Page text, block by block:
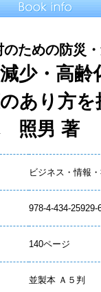
のための防災
少・高
あり方を
照男 著
ビジネス・情報
978-4-434-25929-
140ページ
並製本 Ａ５判